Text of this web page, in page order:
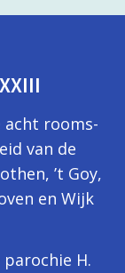
acht rooms-
van de
’t Goy,
en Wijk
H.